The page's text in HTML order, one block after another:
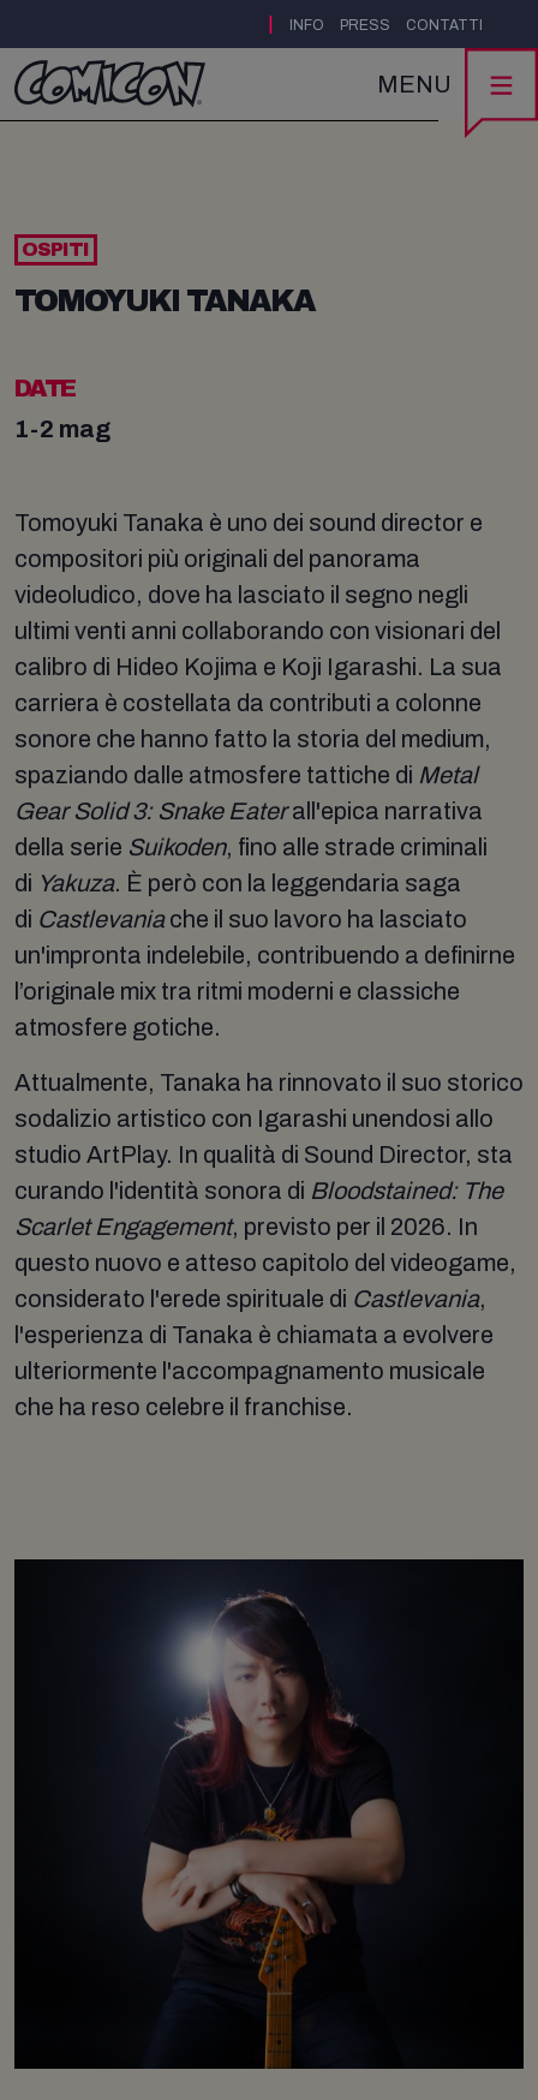
INFO PRESS CONTATTI
MENU
OSPITI
TOMOYUKI TANAKA
DATE
1-2 mag
Tomoyuki Tanaka è uno dei sound director e
compositori più originali del panorama
videoludico, dove ha lasciato il segno negli
ultimi venti anni collaborando con visionari del
calibro di Hideo Kojima e Koji Igarashi. La sua
carriera è costellata da contributi a colonne
sonore che hanno fatto la storia del medium,
spaziando dalle atmosfere tattiche di Metal
Gear Solid 3: Snake Eaterall'epica narrativa
della serie Suikoden, fino alle strade criminali
di Yakuza. È però con la leggendaria saga
di Castlevaniache il suo lavoro ha lasciato
un'impronta indelebile, contribuendo a definirne
l’originale mix tra ritmi moderni e classiche
atmosfere gotiche.
Attualmente, Tanaka ha rinnovato il suo storico
sodalizio artistico con Igarashi unendosi allo
studio ArtPlay. In qualità di Sound Director, sta
curando l'identità sonora di Bloodstained: The
Scarlet Engagement, previsto per il 2026. In
questo nuovo e atteso capitolo del videogame,
considerato l'erede spirituale di Castlevania,
l'esperienza di Tanaka è chiamata a evolvere
ulteriormente l'accompagnamento musicale
che ha reso celebre il franchise.